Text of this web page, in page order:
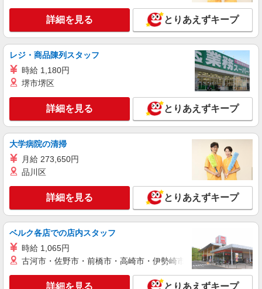
株式会社kotrio /●SW-S-2097790
≪八潮駅≫障がい者支援員さん募集★送迎・軽
作業の見守りなど
【正社員】月給240,000〜400,000円 ・基本
給：200,000円〜220,000円 ・資格手当：10,000〜
30,000円 ・役職手当：10,000〜70,000円 ・処遇改
善手当：20,000〜60,000円（勤続年数、保有資格
により変動） ・固定残業手当：20,000円（10時
間） ※固定残業時間を超過する場合には超過勤務
手当として別途支給 ・夜勤手当：10,000円/1回
（上記給与とは別に支給） 下記資格をお持ちの方
歓迎 ・認知症介護基礎研修 ・初任者研修 ・実務
キープ 詳細を見る
時給：初任者研修1400円〜/実務者研修1500
円〜/介護福祉士1600円〜 ※資格や経験などによ
る
埼玉県八潮市
キープ 詳細を見る
職業紹介
株式会社kotrio /●SW-S-2021756
≪運転好きの方歓迎≫未経験でも活躍できる！
デイサービスSTAFF
詳細を見る とりあえずキープ
レジ・商品陳列スタッフ
時給 1,180円
堺市堺区
詳細を見る とりあえずキープ
大学病院の清掃
月給 273,650円
品川区
詳細を見る とりあえずキープ
ベルク各店での店内スタッフ
時給 1,065円
古河市・佐野市・前橋市・高崎市・伊勢崎市・太田市・館林市
詳細を見る とりあえずキープ